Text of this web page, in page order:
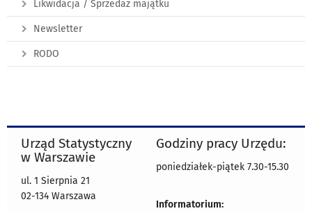
Likwidacja / Sprzedaż majątku
Newsletter
RODO
Urząd Statystyczny
w Warszawie
ul. 1 Sierpnia 21
02-134 Warszawa
Godziny pracy Urzędu:
poniedziałek-piątek 7.30-15.30
Informatorium: